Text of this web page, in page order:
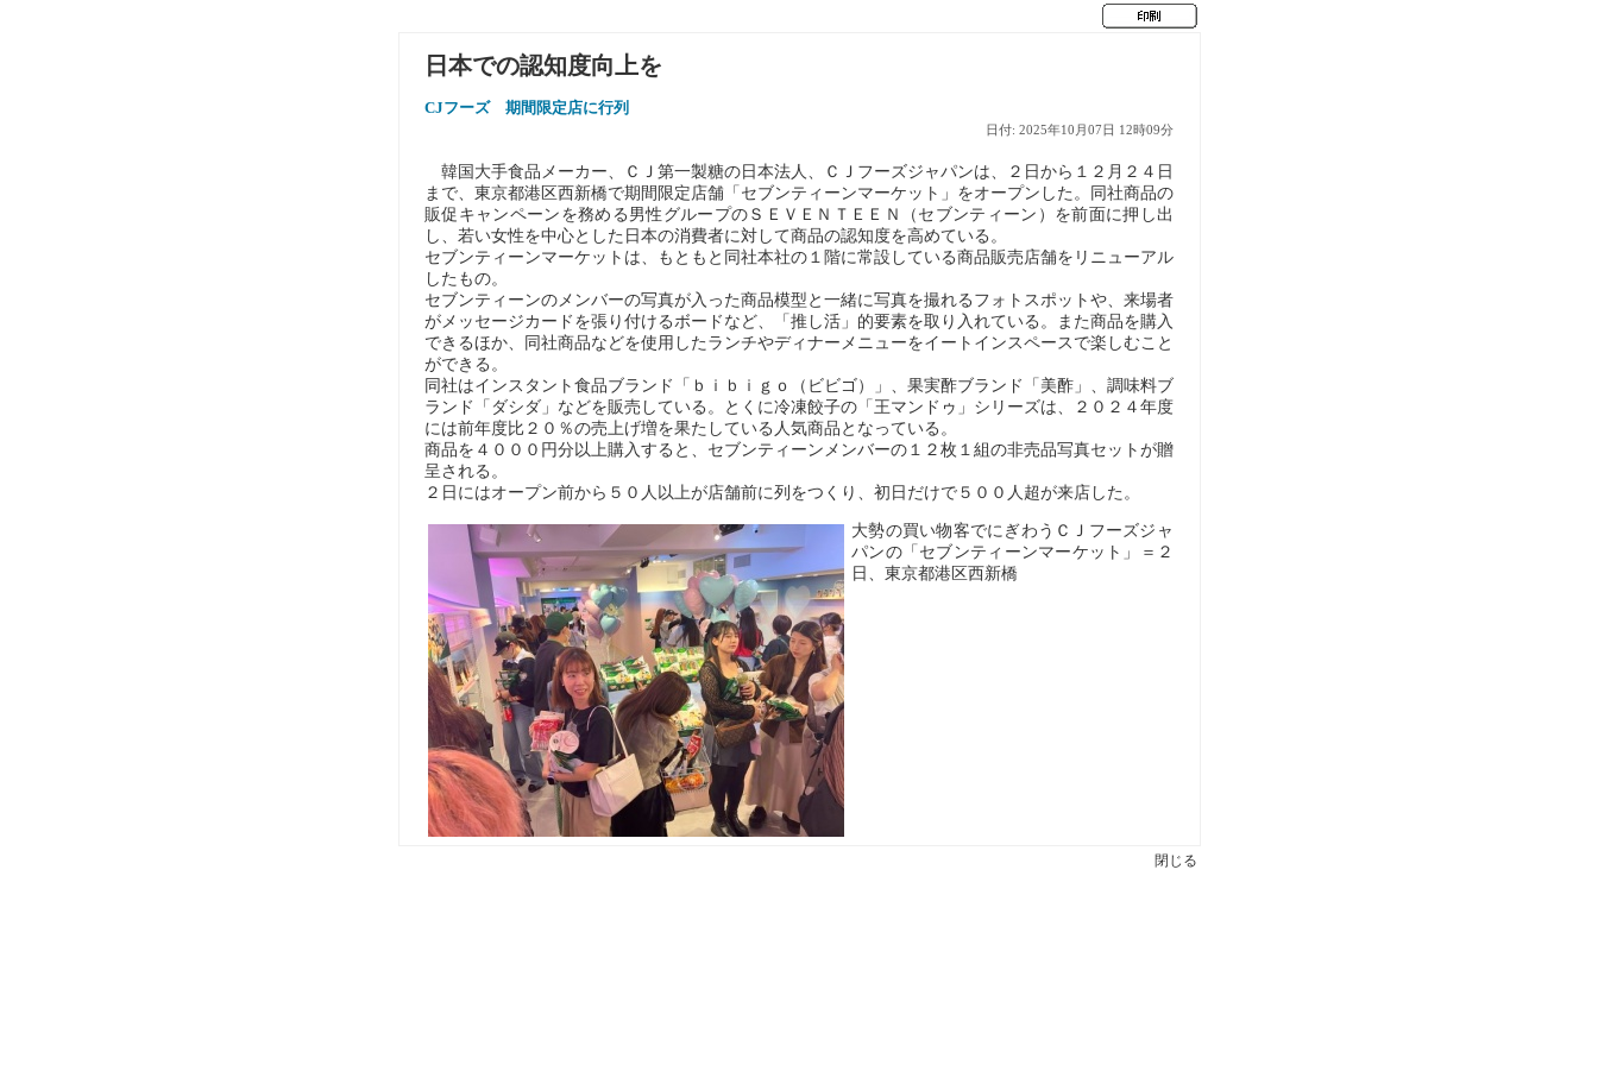
日本での認知度向上を
CJフーズ 期間限定店に行列
日付: 2025年10月07日 12時09分
韓国大手食品メーカー、ＣＪ第一製糖の日本法人、ＣＪフーズジャパンは、２日から１２月２４日
まで、東京都港区西新橋で期間限定店舗「セブンティーンマーケット」をオープンした。同社商品の
販促キャンペーンを務める男性グループのＳＥＶＥＮＴＥＥＮ（セブンティーン）を前面に押し出
し、若い女性を中心とした日本の消費者に対して商品の認知度を高めている。
セブンティーンマーケットは、もともと同社本社の１階に常設している商品販売店舗をリニューアル
したもの。
セブンティーンのメンバーの写真が入った商品模型と一緒に写真を撮れるフォトスポットや、来場者
がメッセージカードを張り付けるボードなど、「推し活」的要素を取り入れている。また商品を購入
できるほか、同社商品などを使用したランチやディナーメニューをイートインスペースで楽しむこと
ができる。
同社はインスタント食品ブランド「ｂｉｂｉｇｏ（ビビゴ）」、果実酢ブランド「美酢」、調味料ブ
ランド「ダシダ」などを販売している。とくに冷凍餃子の「王マンドゥ」シリーズは、２０２４年度
には前年度比２０％の売上げ増を果たしている人気商品となっている。
商品を４０００円分以上購入すると、セブンティーンメンバーの１２枚１組の非売品写真セットが贈
呈される。
２日にはオープン前から５０人以上が店舗前に列をつくり、初日だけで５００人超が来店した。
大勢の買い物客でにぎわうＣＪフーズジャ
パンの「セブンティーンマーケット」＝２
日、東京都港区西新橋
閉じる